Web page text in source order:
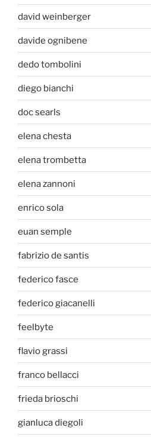
david weinberger
davide ognibene
dedo tombolini
diego bianchi
doc searls
elena chesta
elena trombetta
elena zannoni
enrico sola
euan semple
fabrizio de santis
federico fasce
federico giacanelli
feelbyte
flavio grassi
franco bellacci
frieda brioschi
gianluca diegoli